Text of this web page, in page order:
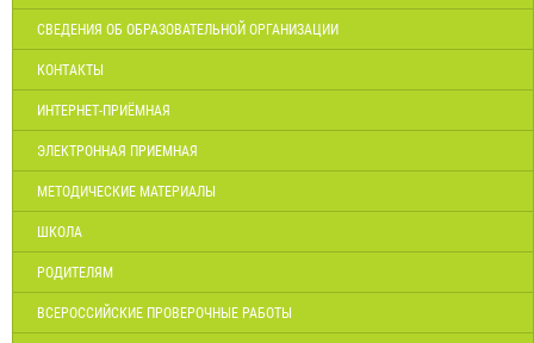
СВЕДЕНИЯ ОБ ОБРАЗОВАТЕЛЬНОЙ ОРГАНИЗАЦИИ
КОНТАКТЫ
ИНТЕРНЕТ-ПРИЁМНАЯ
ЭЛЕКТРОННАЯ ПРИЕМНАЯ
МЕТОДИЧЕСКИЕ МАТЕРИАЛЫ
ШКОЛА
РОДИТЕЛЯМ
ВСЕРОССИЙСКИЕ ПРОВЕРОЧНЫЕ РАБОТЫ